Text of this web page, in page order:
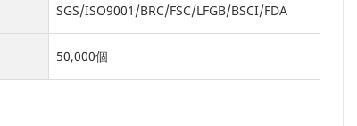
SGS/ISO9001/BRC/FSC/LFGB/BSCI/FDA
50,000個